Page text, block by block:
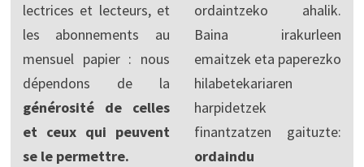
lectrices et lecteurs, et
les abonnements au
mensuel papier : nous
dépendons de la
générosité de celles
et ceux qui peuvent
se le permettre.
ordaintzeko ahalik.
Baina irakurleen
emaitzek eta paperezko
hilabetekariaren
harpidetzek
finantzatzen gaituzte:
ordaindu